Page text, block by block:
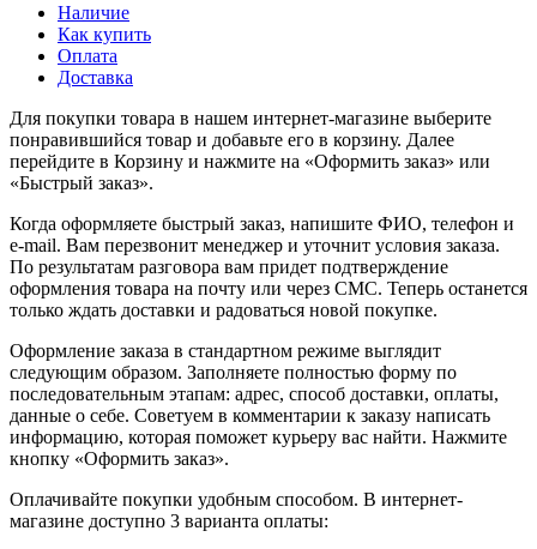
Наличие
Как купить
Оплата
Доставка
Для покупки товара в нашем интернет-магазине выберите
понравившийся товар и добавьте его в корзину. Далее
перейдите в Корзину и нажмите на «Оформить заказ» или
«Быстрый заказ».
Когда оформляете быстрый заказ, напишите ФИО, телефон и
e-mail. Вам перезвонит менеджер и уточнит условия заказа.
По результатам разговора вам придет подтверждение
оформления товара на почту или через СМС. Теперь останется
только ждать доставки и радоваться новой покупке.
Оформление заказа в стандартном режиме выглядит
следующим образом. Заполняете полностью форму по
последовательным этапам: адрес, способ доставки, оплаты,
данные о себе. Советуем в комментарии к заказу написать
информацию, которая поможет курьеру вас найти. Нажмите
кнопку «Оформить заказ».
Оплачивайте покупки удобным способом. В интернет-
магазине доступно 3 варианта оплаты: